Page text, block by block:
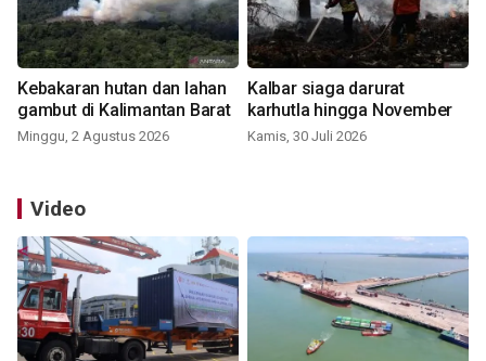
Kebakaran hutan dan lahan
gambut di Kalimantan Barat
Minggu, 2 Agustus 2026
Kalbar siaga darurat
karhutla hingga November
Kamis, 30 Juli 2026
Video